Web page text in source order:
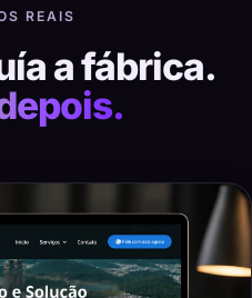
REAIS
a fábrica.